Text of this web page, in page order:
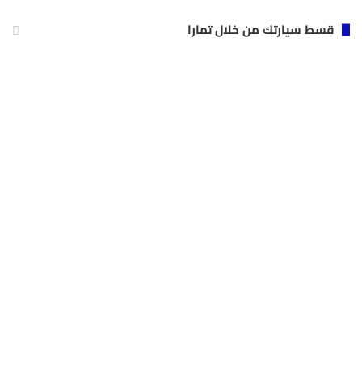
قسط سيارتك من خلال تمارا